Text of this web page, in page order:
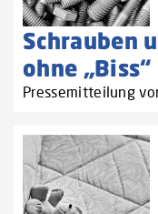
Schrauben
ohne „Biss“
Pressemitteilung